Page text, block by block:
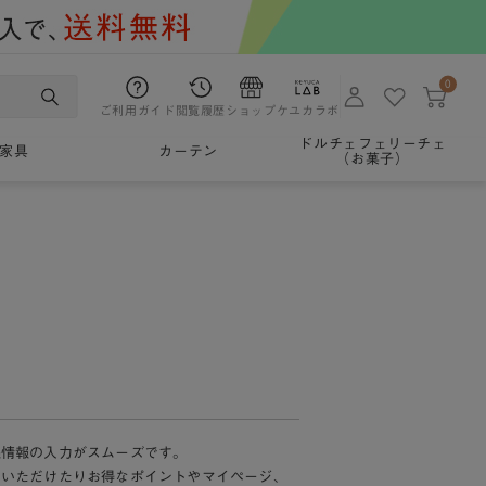
ご利用ガイド 閲覧履歴 ショップケユカラボ
0
家具 カーテン
ドルチェフェリーチェ
（お菓子）
報の入力がスムーズです。
ただけたりお得なポイントやマイページ、